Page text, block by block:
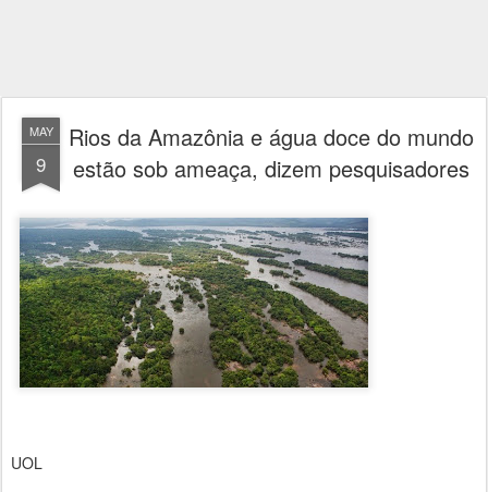
MAY
9
Rios da Amazônia e água doce do mundo
estão sob ameaça, dizem pesquisadores
UOL